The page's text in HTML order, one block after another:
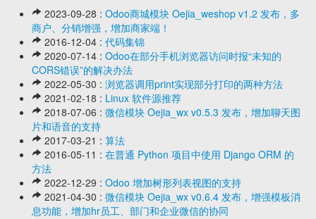
2023-09-28 : Odoo商城模块 Oejia_weshop v1.2 发布，多
商户、分销增强，增加商家端！
2016-12-04 : 代码集锦
2020-07-14 : Odoo在部分手机浏览器访问时报“未知的
CORS错误”的解决办法
2022-05-30 : 浏览器调用print实现部分打印的两种方法
2021-02-18 : Linux 软件源推荐
2018-07-06 : 微信模块 Oejia_wx v0.5.3 发布，增加聊天图
片和语音的支持
2017-03-21 : 算法
2016-05-11 : 在普通 Python 项目中使用 Django ORM 的
方法
2022-12-29 : Odoo 增加树形列表视图的支持
2021-04-30 : 微信模块 Oejia_wx v0.6.4 发布，增强模板消
息功能，增加hr员工、部门和企业微信的协同